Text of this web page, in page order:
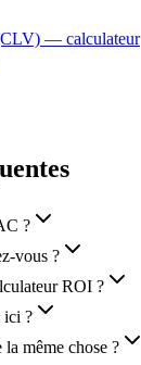
— calculateur
?
?
ROI ?
ici ?
même chose ?